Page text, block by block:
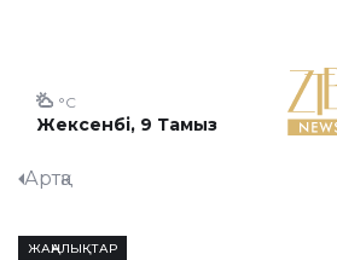
Жексенбі, 9 Тамыз
°C
Артқа
ЖАҢАЛЫҚТАР